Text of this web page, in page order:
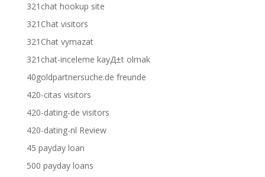
321chat hookup site
321Chat visitors
321Chat vymazat
321chat-inceleme kayД±t olmak
40goldpartnersuche.de freunde
420-citas visitors
420-dating-de visitors
420-dating-nl Review
45 payday loan
500 payday loans